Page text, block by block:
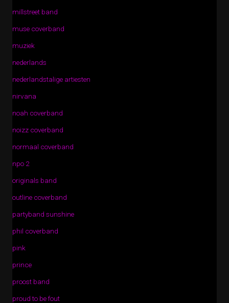
millstreet band
muse coverband
muziek
nederlands
nederlandstalige artiesten
nirvana
noah coverband
noizz coverband
normaal coverband
npo 2
originals band
outline coverband
partyband sunshine
phil coverband
pink
prince
proost band
proud to be fout